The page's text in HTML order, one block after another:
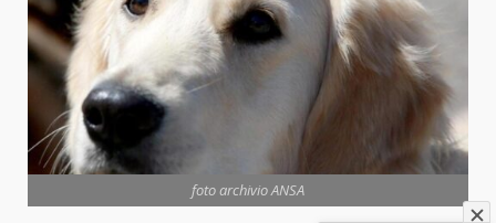
foto archivio ANSA